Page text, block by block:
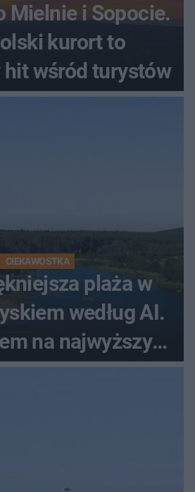
Mielnie i Sopocie.
kurort to
wśród turystów
CIEKAWOSTKA
plaża w
według AI.
na najwyższy
Świętokrzyskich